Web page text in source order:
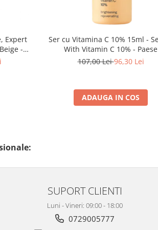
Expert
-
Ser cu Vitamina C 10% 15ml - Serum
With Vitamin C 10% - Paese
107,00 Lei96,30 Lei
ADAUGA IN COS
SUPORT CLIENTI
Luni - Vineri: 09:00 - 18:00
0729005777